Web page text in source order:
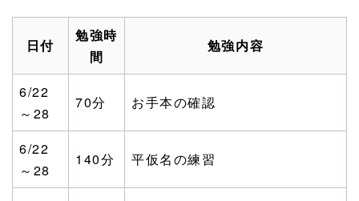
日付
勉強時
間
勉強内容
6/22
～28
70分 お手本の確認
6/22
～28
140分 平仮名の練習